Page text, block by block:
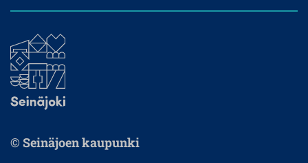
© Seinäjoen kaupunki